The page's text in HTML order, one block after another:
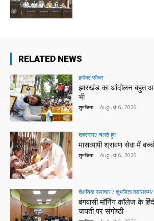
RELATED NEWS
इम्पैक्ट फीचर
झारखंड का आंदोलन बहुत
भी
शुभजिता - August 6, 2026
शहरनामा/ चलते हुए
मासव्यापी श्रावण सेवा में
शुभजिता - August 6, 2026
शैक्षणिक समाचार / शुभजिता क्सासरूम/
बंगवासी मॉर्निंग कॉलेज के
जयंती पर संगोष्ठी